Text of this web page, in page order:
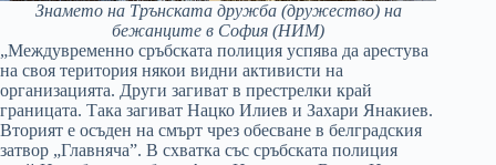
Знамето на Трънската дружба (дружество) на
бежанците в София (НИМ)
„Междувременно сръбската полиция успява да арестува
на своя територия някои видни активисти на
организацията. Други загиват в престрелки край
границата. Така загиват Нацко Илиев и Захари Янакиев.
Вторият е осъден на смърт чрез обесване в белградския
затвор „Главняча”. В схватка със сръбската полиция